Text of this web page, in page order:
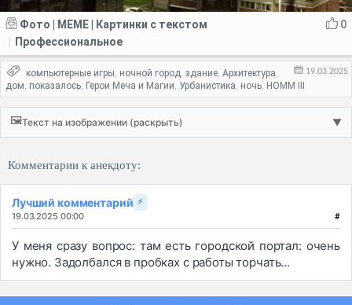
0
Фото | MEME | Картинки с текстом
Профессиональное
19.03.2025
компьютерные игры, ночной город, здание, Архитектура,
дом, показалось, Герои Меча и Магии, Урбанистика, ночь, HOMM III
🖼️Текст на изображении (раскрыть) ▼
Комментарии к анекдоту:
Лучший комментарий ⚡
19.03.2025 00:00 #
У меня сразу вопрос: там есть городской портал: очень
нужно. Задолбался в пробках с работы торчать...